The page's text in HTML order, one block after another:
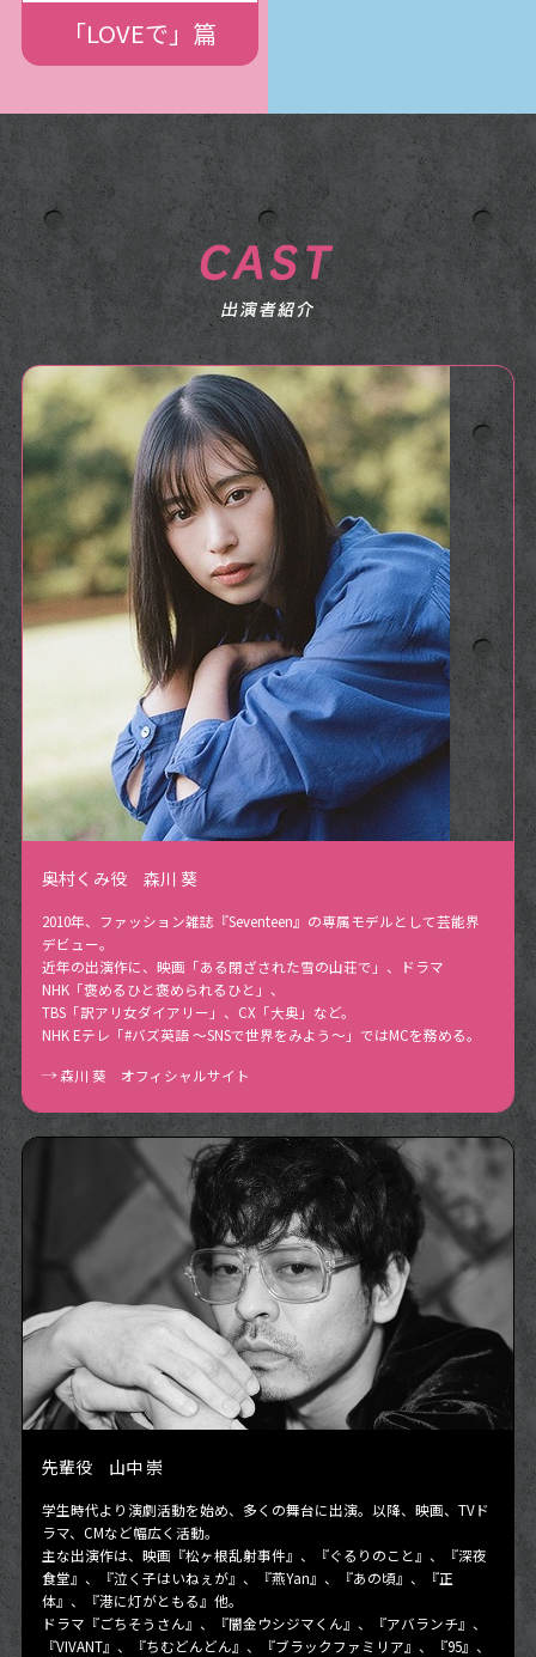
「LOVEで」篇
奥村くみ役 森川 葵
2010年、ファッション雑誌『Seventeen』の専属モデルとして芸能界
デビュー。
近年の出演作に、映画「ある閉ざされた雪の山荘で」、ドラマ
NHK「褒めるひと褒められるひと」、
TBS「訳アリ女ダイアリー」、CX「大奥」など。
NHK Eテレ「#バズ英語 ～SNSで世界をみよう～」ではMCを務める。
森川 葵 オフィシャルサイト
先輩役 山中 崇
学生時代より演劇活動を始め、多くの舞台に出演。以降、映画、TVド
ラマ、CMなど幅広く活動。
主な出演作は、映画『松ヶ根乱射事件』、『ぐるりのこと』、『深夜
食堂』、『泣く子はいねぇが』、『燕Yan』、『あの頃』、『正
体』、『港に灯がともる』他。
ドラマ『ごちそうさん』、『闇金ウシジマくん』、『アバランチ』、
『VIVANT』、『ちむどんどん』、『ブラックファミリア』、『95』、